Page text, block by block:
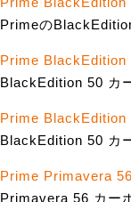
Primeの
Prime BlackEdition
BlackEdition 50 カ
Prime BlackEdition
BlackEdition 50 カ
Prime Primavera
Primavera 56 カー